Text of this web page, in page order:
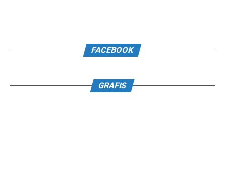
FACEBOOK
GRAFIS